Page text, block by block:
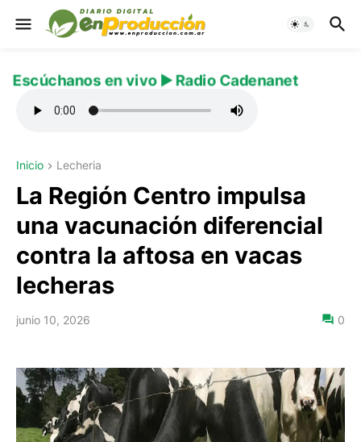
Escúchanos en vivo ▶️ Radio Cadenanet
Inicio Lecheria
La Región Centro impulsa
una vacunación diferencial
contra la aftosa en vacas
lecheras
junio 10, 2026 0